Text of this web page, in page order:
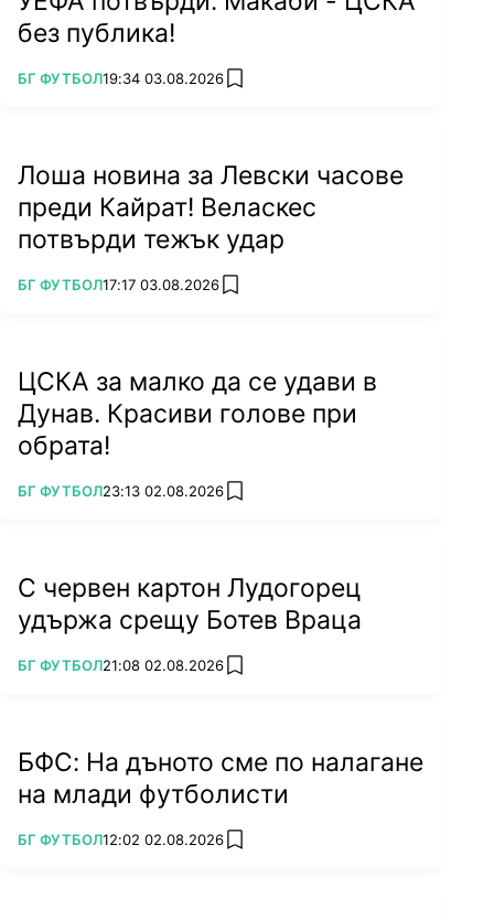
без публика!
ПОВЕЧЕ ОТ
БГ ФУТБОЛ19:34 03.08.2026 add favorites
Лоша новина за Левски часове
преди Кайрат! Веласкес
потвърди тежък удар
ПОВЕЧЕ ОТ
БГ ФУТБОЛ17:17 03.08.2026 add favorites
ЦСКА за малко да се удави в
Дунав. Красиви голове при
обрата!
ПОВЕЧЕ ОТ
БГ ФУТБОЛ23:13 02.08.2026 add favorites
С червен картон Лудогорец
удържа срещу Ботев Враца
ПОВЕЧЕ ОТ
БГ ФУТБОЛ21:08 02.08.2026 add favorites
БФС: На дъното сме по налагане
на млади футболисти
ПОВЕЧЕ ОТ
БГ ФУТБОЛ12:02 02.08.2026 add favorites